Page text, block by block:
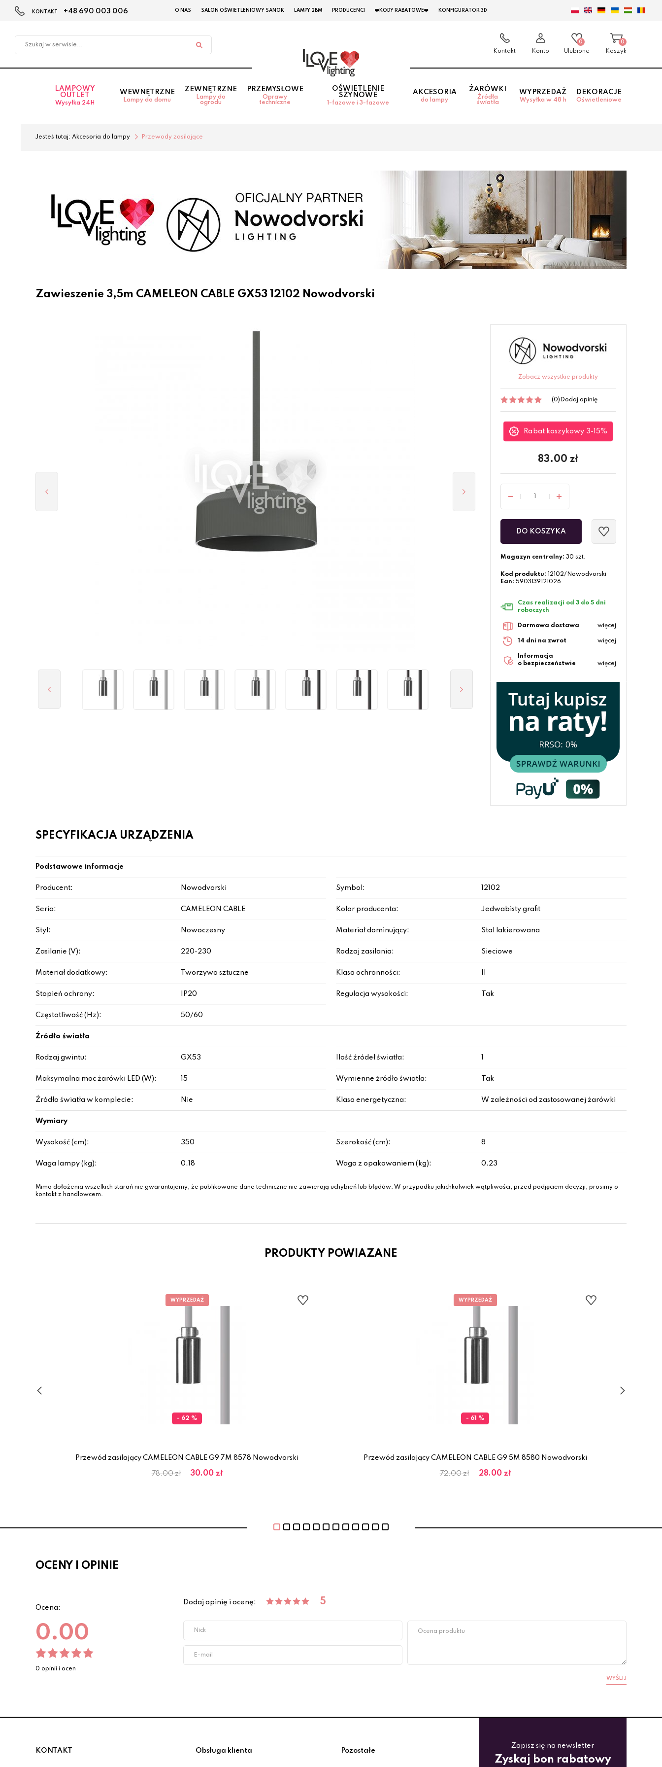
w
KONTAKT +48 690 003 006 O NAS SALON OŚWIETLENIOWY SANOK LAMPY 2BM PRODUCENCI ❤️KODY RABATOWE❤️ KONFIGURATOR 3D
Kontakt Konto
0
Ulubione
0
Koszyk
LAMPOWY
OUTLET
Wysyłka 24H
WEWNĘTRZNE
Lampy do domu
ZEWNĘTRZNE
Lampy do
ogrodu
PRZEMYSŁOWE
Oprawy
techniczne
OŚWIETLENIE
SZYNOWE
1-fazowe i 3-fazowe
AKCESORIA
do lampy
ŻARÓWKI
Źródła
światła
WYPRZEDAŻ
Wysyłka w 48 h
DEKORACJE
Oświetleniowe
Jesteś tutaj: Akcesoria do lampy Przewody zasilające
Zawieszenie 3,5m CAMELEON CABLE GX53 12102 Nowodvorski
Zobacz wszystkie produkty
(0) Dodaj opinię
Rabat koszykowy 3-15%
83.00 zł
DO KOSZYKA
Magazyn centralny: 30 szt.
Kod produktu:
12102/Nowodvorski
Ean: 5903139121026
Czas realizacji od 3 do 5 dni
roboczych
Darmowa dostawa więcej
14 dni na zwrot więcej
Informacja
o bezpieczeństwie
więcej
SPECYFIKACJA URZĄDZENIA
Podstawowe informacje
Producent: Nowodvorski Symbol: 12102
Seria: CAMELEON CABLE Kolor producenta: Jedwabisty grafit
Styl: Nowoczesny Materiał dominujący: Stal lakierowana
Zasilanie (V): 220-230 Rodzaj zasilania: Sieciowe
Materiał dodatkowy: Tworzywo sztuczne Klasa ochronności:
Stopień ochrony: IP20 Regulacja wysokości: Tak
Częstotliwość (Hz): 50/60
Źródło światła
Rodzaj gwintu: GX53 Ilość źródeł światła:
Maksymalna moc żarówki LED (W): 15 Wymienne źródło światła: Tak
Źródło światła w komplecie: Nie Klasa energetyczna: W zależności od zastosowanej żarówki
Wymiary
Wysokość (cm): 350 Szerokość (cm): 8
Waga lampy (kg): 0.18 Waga z opakowaniem (kg): 0.23
Mimo dołożenia wszelkich starań nie gwarantujemy, że publikowane dane techniczne nie zawierają uchybień lub błędów. W przypadku jakichkolwiek wątpliwości, przed podjęciem decyzji, prosimy o
kontakt z handlowcem.
PRODUKTY POWIAZANE
- 62 %
Przewód zasilający CAMELEON CABLE G9 7M 8578 Nowodvorski
78.00 zł 30.00 zł
- 61 %
Przewód zasilający CAMELEON CABLE G9 5M 8580 Nowodvorski
72.00 zł 28.00 zł
OCENY I OPINIE
Ocena:
0.00
0 opinii i ocen
Dodaj opinię i ocenę: 5
WYŚLIJ
KONTAKT Obsługa klienta Pozostałe
Zapisz się na newsletter
Zyskaj bon rabatowy